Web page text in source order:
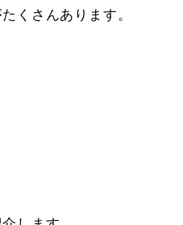
くさんあります。